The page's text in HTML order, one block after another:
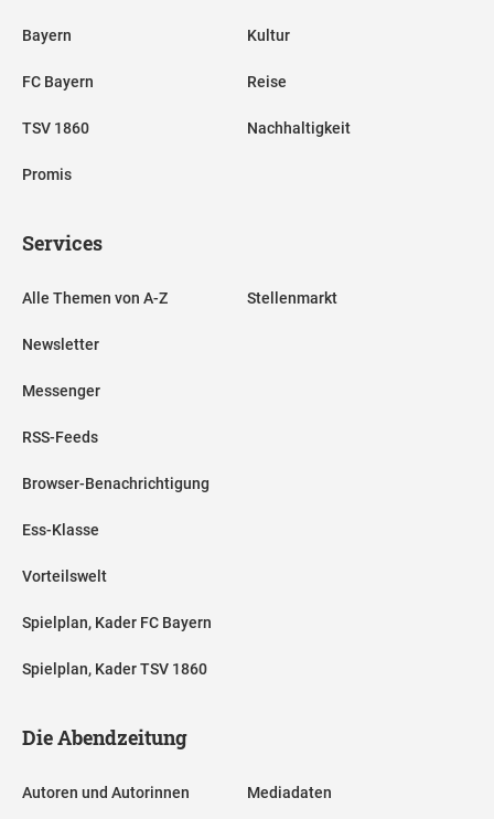
Bayern
FC Bayern
TSV 1860
Promis
Kultur
Reise
Nachhaltigkeit
Services
Alle Themen von A-Z
Newsletter
Messenger
RSS-Feeds
Browser-Benachrichtigung
Ess-Klasse
Vorteilswelt
Spielplan, Kader FC Bayern
Spielplan, Kader TSV 1860
Stellenmarkt
Die Abendzeitung
Autoren und Autorinnen Mediadaten